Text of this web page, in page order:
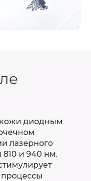
диодным
лазерного
и 940 нм.